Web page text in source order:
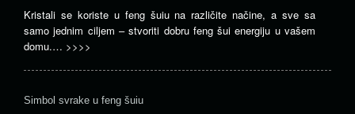
Kristali se koriste u feng šuiu na različite načine, a sve sa
samo jednim ciljem – stvoriti dobru feng šui energiju u vašem
domu.… >>>>
Simbol svrake u feng šuiu